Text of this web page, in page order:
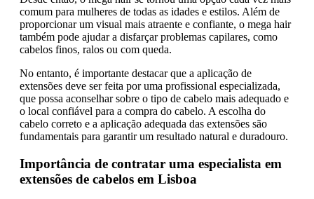
comum para mulheres de todas as idades e estilos. Além de
proporcionar um visual mais atraente e confiante, o mega hair
também pode ajudar a disfarçar problemas capilares, como
cabelos finos, ralos ou com queda.
No entanto, é importante destacar que a aplicação de
extensões deve ser feita por uma profissional especializada,
que possa aconselhar sobre o tipo de cabelo mais adequado e
o local confiável para a compra do cabelo. A escolha do
cabelo correto e a aplicação adequada das extensões são
fundamentais para garantir um resultado natural e duradouro.
Importância de contratar uma especialista em
extensões de cabelos em Lisboa